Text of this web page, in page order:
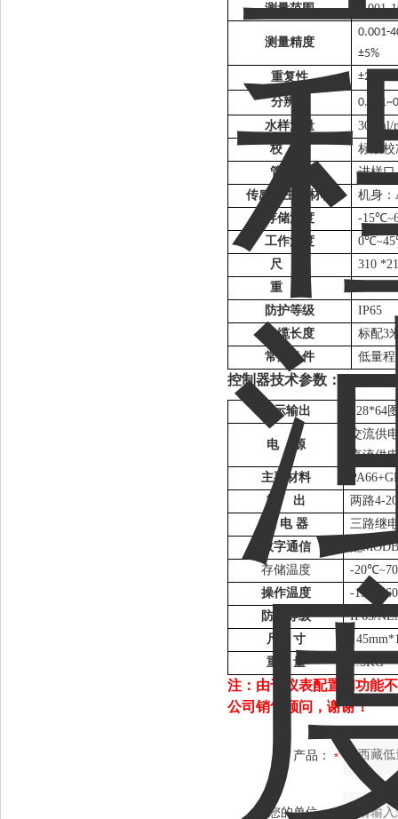
测量范围 0.001-
测量精度
0.001-
±5%
重复性
±2
分辨率
水样流量
300ml/
校准
标液
管
进样口
传感器主要材料
机身：
存储温度
-15℃~
工作温度
0℃~
尺
310
重 量
防护等级
IP65
电缆长度
标配3
常用备件
低量
控制器技术参数：
显示输出 128*64
电 源
交流供
直流供
主要材料
输
出 两路4-
继 电 器
三路继
数字通信
配
存储温度
-20℃~
操作温度
-15
防水等级
IP65/
尺
寸
重
量 1.3KG
注：由于仪表配置和功能
公司销售顾问，谢谢！
产品：
您的单位：